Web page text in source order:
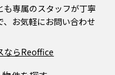
も専属のスタッフが丁寧
、お気軽にお問い合わせ
ならReoffice